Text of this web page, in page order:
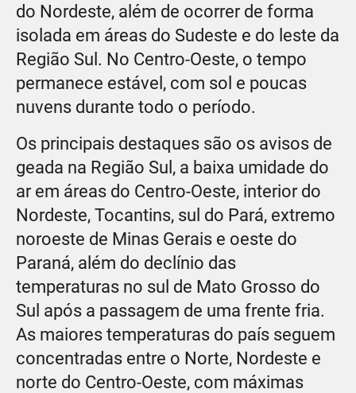
do Nordeste, além de ocorrer de forma
isolada em áreas do Sudeste e do leste da
Região Sul. No Centro-Oeste, o tempo
permanece estável, com sol e poucas
nuvens durante todo o período.
Os principais destaques são os avisos de
geada na Região Sul, a baixa umidade do
ar em áreas do Centro-Oeste, interior do
Nordeste, Tocantins, sul do Pará, extremo
noroeste de Minas Gerais e oeste do
Paraná, além do declínio das
temperaturas no sul de Mato Grosso do
Sul após a passagem de uma frente fria.
As maiores temperaturas do país seguem
concentradas entre o Norte, Nordeste e
norte do Centro-Oeste, com máximas